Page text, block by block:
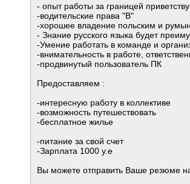
- опыт работы за границей
-водительские права "В"
-хорошее владение польским и
- Знание русского языка будет
-Умение работать в команде и
-внимательность в работе,
-продвинутый пользователь ПК
Предоставляем :
-интересную работу в коллективе
-возможность путешествовать
-бесплатное жилье
-питание за свой счет
-Зарплата 1000 у.е
Вы можете отправить Ваше резюме